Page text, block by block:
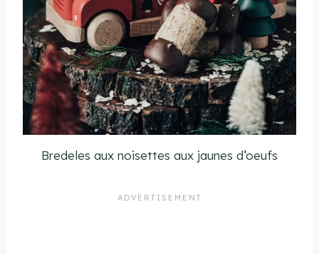
Bredeles aux noisettes aux jaunes d’oeufs